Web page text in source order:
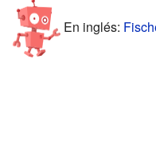
En inglés: